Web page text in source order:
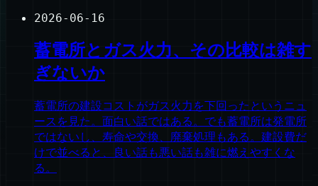
2026-06-16
蓄電所とガス火力、その比較は雑す
ぎないか
蓄電所の建設コストがガス火力を下回ったというニュ
ースを見た。面白い話ではある。でも蓄電所は発電所
ではないし、寿命や交換、廃棄処理もある。建設費だ
けで並べると、良い話も悪い話も雑に燃えやすくな
る。